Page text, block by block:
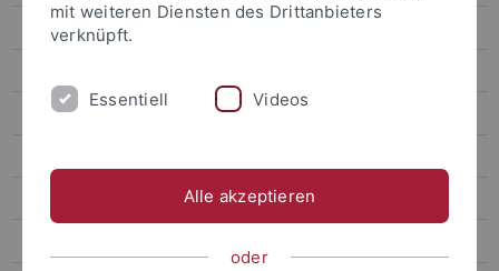
Studienberatung
Anleitungen
mit weiteren Diensten des Drittanbieters
verknüpft.
Essentiell Videos
Alle akzeptieren
oder